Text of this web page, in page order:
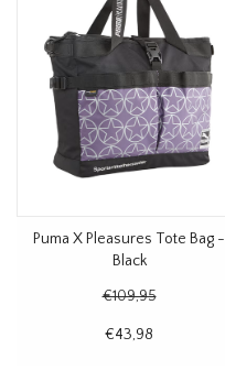
Puma X Pleasures Tote Bag -
Black
€109,95
€43,98